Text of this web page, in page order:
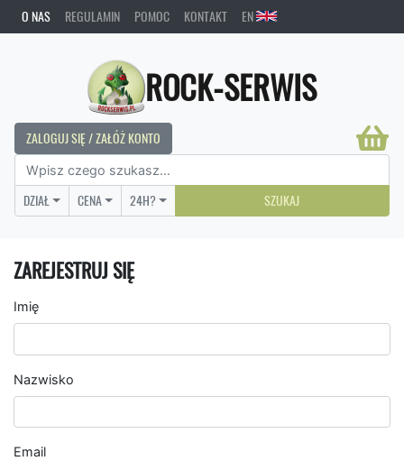
O NAS REGULAMIN POMOC KONTAKT EN
ROCK-SERWIS
ZALOGUJ SIĘ / ZAŁÓŻ KONTO
DZIAŁ CENA 24H? SZUKAJ
ZAREJESTRUJ SIĘ
Imię
Nazwisko
Email